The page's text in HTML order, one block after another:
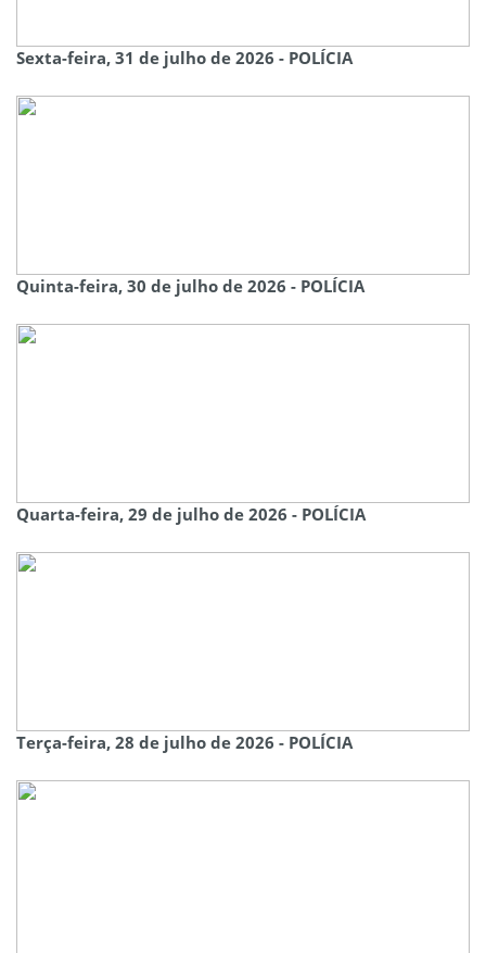
Sexta-feira, 31 de julho de 2026 - POLÍCIA
Quinta-feira, 30 de julho de 2026 - POLÍCIA
Quarta-feira, 29 de julho de 2026 - POLÍCIA
Terça-feira, 28 de julho de 2026 - POLÍCIA